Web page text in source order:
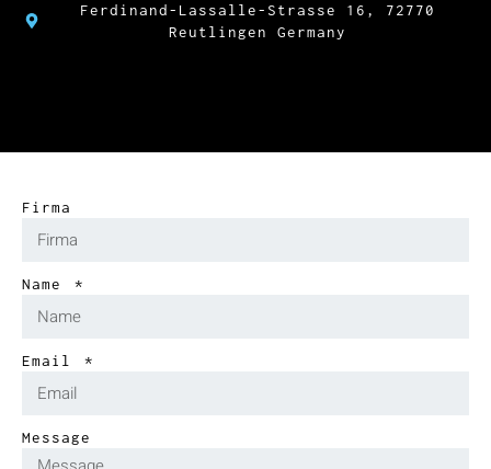
Ferdinand-Lassalle-Strasse 16, 72770
Reutlingen Germany
Firma
Name
Email
Message